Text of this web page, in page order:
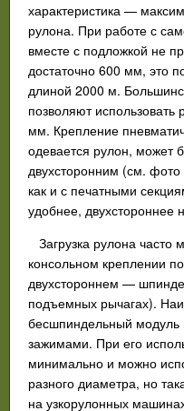
характеристика —
рулона. При работе с
вместе с подложкой не
достаточно 600 мм, это
длиной 2000 м.
позволяют
мм. Крепление
одевается рулон, может
двухсторонним (см. фото
как и с печатными
удобнее, двухстороннее
Загрузка рулона часто
консольном креплении
двухстороннем —
подъемных рычагах).
бесшпиндельный модуль
зажимами. При его
минимально и можно
разного диаметра, но
на узкорулонных